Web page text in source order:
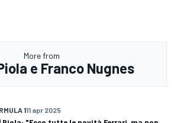
More from
e Franco Nugnes
111 apr 2025